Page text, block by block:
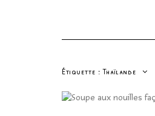
Étiquette :Thaïlande